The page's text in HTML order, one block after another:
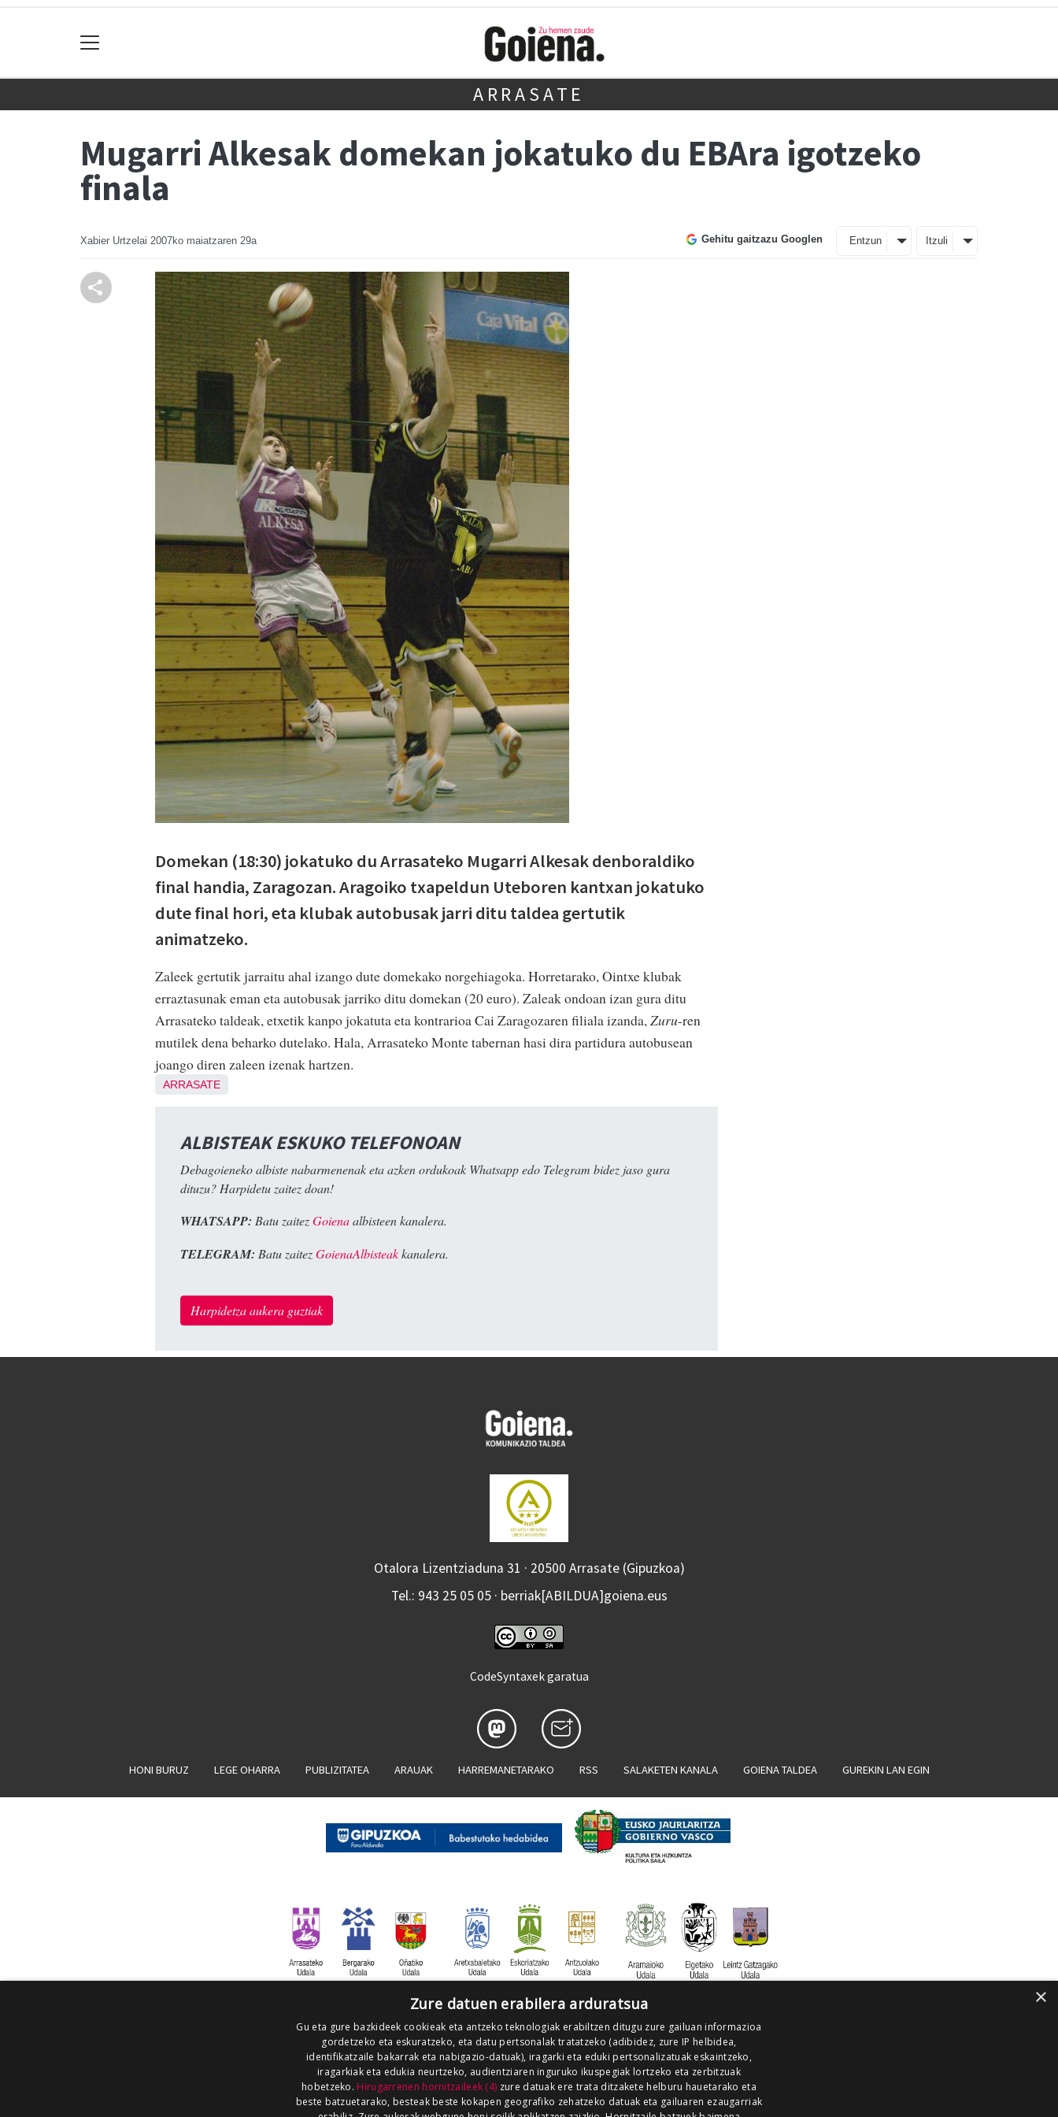
ARRASATE
Mugarri Alkesak domekan jokatuko du EBAra igotzeko
finala
Xabier Urtzelai 2007ko maiatzaren 29a Gehitu gaitzazu Googlen Entzun Itzuli
Domekan (18:30) jokatuko du Arrasateko Mugarri Alkesak denboraldiko
final handia, Zaragozan. Aragoiko txapeldun Uteboren kantxan jokatuko
dute final hori, eta klubak autobusak jarri ditu taldea gertutik
animatzeko.
Zaleek gertutik jarraitu ahal izango dute domekako norgehiagoka. Horretarako, Ointxe klubak
erraztasunak eman eta autobusak jarriko ditu domekan (20 euro). Zaleak ondoan izan gura ditu
Arrasateko taldeak, etxetik kanpo jokatuta eta kontrarioa Cai Zaragozaren filiala izanda, Zuru-ren
mutilek dena beharko dutelako. Hala, Arrasateko Monte tabernan hasi dira partidura autobusean
joango diren zaleen izenak hartzen.
ARRASATE
ALBISTEAK ESKUKO TELEFONOAN
Debagoieneko albiste nabarmenenak eta azken ordukoak Whatsapp edo Telegram bidez jaso gura
dituzu? Harpidetu zaitez doan!
WHATSAPP: Batu zaitezGoienaalbisteen kanalera.
TELEGRAM: Batu zaitezGoienaAlbisteakkanalera.
Harpidetza aukera guztiak
Otalora Lizentziaduna 31 · 20500 Arrasate (Gipuzkoa)
Tel.: 943 25 05 05 · berriak[ABILDUA]goiena.eus
CodeSyntaxek garatua
HONI BURUZ LEGE OHARRA PUBLIZITATEA ARAUAK HARREMANETARAKO RSS SALAKETEN KANALA GOIENA TALDEA GUREKIN LAN EGIN
×
Zure datuen erabilera arduratsua
Gu eta gure bazkideek cookieak eta antzeko teknologiak erabiltzen ditugu zure gailuan informazioa
gordetzeko eta eskuratzeko, eta datu pertsonalak tratatzeko (adibidez, zure IP helbidea,
identifikatzaile bakarrak eta nabigazio-datuak), iragarki eta eduki pertsonalizatuak eskaintzeko,
iragarkiak eta edukia neurtzeko, audientziaren inguruko ikuspegiak lortzeko eta zerbitzuak
hobetzeko. Hirugarrenen hornitzaileek (4) zure datuak ere trata ditzakete helburu hauetarako eta
beste batzuetarako, besteak beste kokapen geografiko zehatzeko datuak eta gailuaren ezaugarriak